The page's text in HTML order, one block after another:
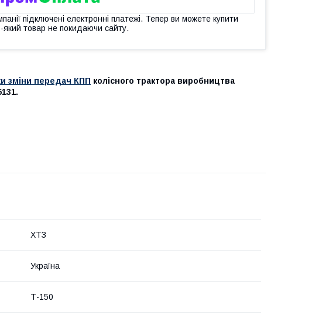
підключені електронні платежі. Тепер ви можете купити
який товар не покидаючи сайту.
зміни передач КПП колісного трактора виробництва
ХТЗ
Україна
Т-150